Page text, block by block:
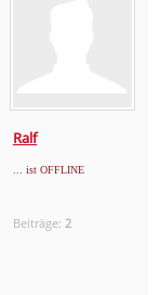
Ralf
... ist OFFLINE
Beiträge: 2